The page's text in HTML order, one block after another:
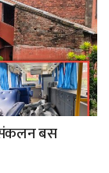
संकलन बस